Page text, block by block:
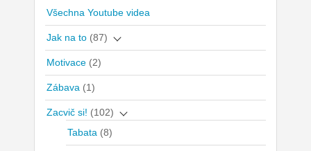
Všechna Youtube videa
Jak na to (87)
Motivace (2)
Zábava (1)
Zacvič si! (102)
Tabata (8)